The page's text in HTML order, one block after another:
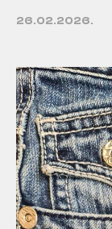
26.02.2026.